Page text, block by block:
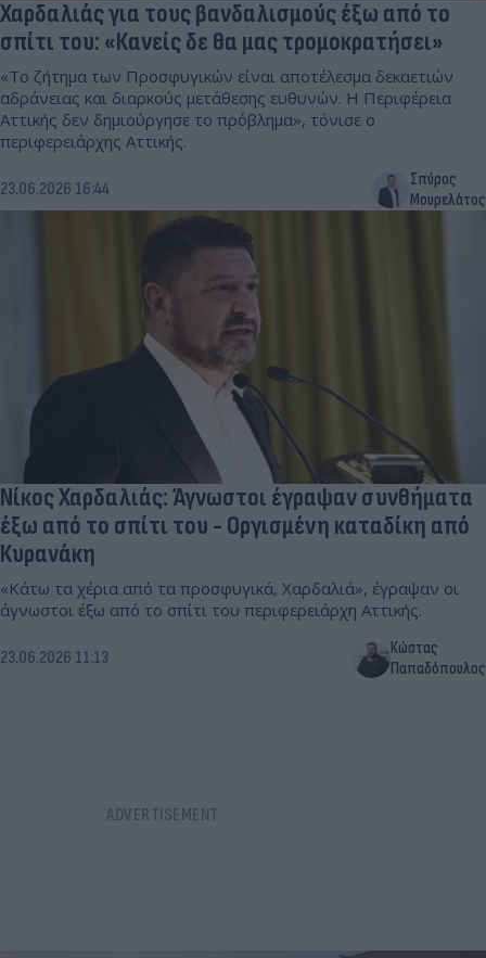
Χαρδαλιάς για τους βανδαλισμούς έξω από το
σπίτι του: «Κανείς δε θα μας τρομοκρατήσει»
«Το ζήτημα των Προσφυγικών είναι αποτέλεσμα δεκαετιών
αδράνειας και διαρκούς μετάθεσης ευθυνών. Η Περιφέρεια
Αττικής δεν δημιούργησε το πρόβλημα», τόνισε ο
περιφερειάρχης Αττικής.
23.06.2026 16:44
Σπύρος
Μουρελάτος
Νίκος Χαρδαλιάς: Άγνωστοι έγραψαν συνθήματα
έξω από το σπίτι του - Οργισμένη καταδίκη από
Κυρανάκη
«Κάτω τα χέρια από τα προσφυγικά, Χαρδαλιά», έγραψαν οι
άγνωστοι έξω από το σπίτι του περιφερειάρχη Αττικής.
23.06.2026 11:13
Κώστας
Παπαδόπουλος